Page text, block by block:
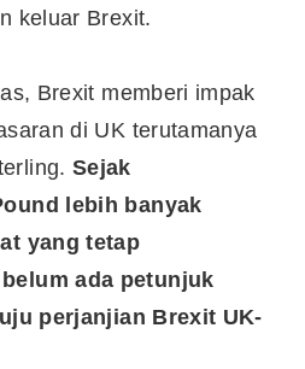
keluar Brexit.
Brexit memberi impak
di UK terutamanya
Sejak
lebih banyak
yang tetap
ada petunjuk
perjanjian Brexit UK-